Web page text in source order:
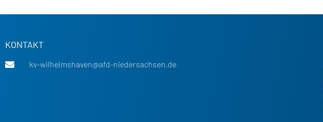
KONTAKT
kv-wilhelmshaven@afd-niedersachsen.de